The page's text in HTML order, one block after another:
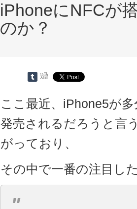
iPhoneにNFCが
のか？
ここ最近、iPhone5が
発売されるだろうと言
がっており、
その中で一番の注目し